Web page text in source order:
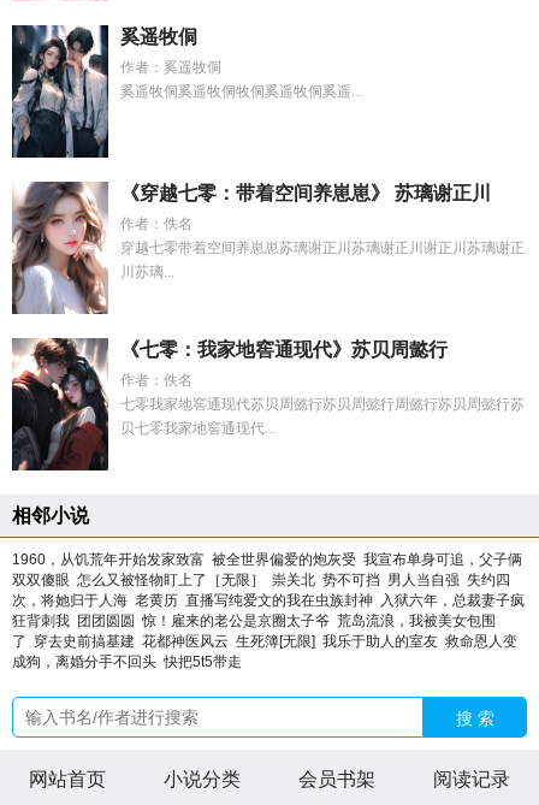
奚遥牧侗
作者：奚遥牧侗
奚遥牧侗奚遥牧侗牧侗奚遥牧侗奚遥...
《穿越七零：带着空间养崽崽》 苏璃谢正川
作者：佚名
穿越七零带着空间养崽崽苏璃谢正川苏璃谢正川谢正川苏璃谢正
川苏璃...
《七零：我家地窖通现代》苏贝周懿行
作者：佚名
七零我家地窖通现代苏贝周懿行苏贝周懿行周懿行苏贝周懿行苏
贝七零我家地窖通现代...
相邻小说
1960，从饥荒年开始发家致富 被全世界偏爱的炮灰受 我宣布单身可追，父子俩
双双傻眼 怎么又被怪物盯上了［无限］ 崇关北 势不可挡 男人当自强 失约四
次，将她归于人海 老黄历 直播写纯爱文的我在虫族封神 入狱六年，总裁妻子疯
狂背刺我 团团圆圆 惊！雇来的老公是京圈太子爷 荒岛流浪，我被美女包围
了
穿去史前搞基建 花都神医风云 生死簿[无限] 我乐于助人的室友 救命恩人变
成狗，离婚分手不回头 快把5t5带走
搜 索
网站首页 小说分类 会员书架 阅读记录